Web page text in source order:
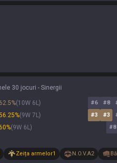
30 jocuri - Sinergii
62.5%(10W 6 L)
%(9W 7 L)
60%(9W 6 L)
#6 #8
#3 #3
#8
Zeița armelor1 N.O.V.A2